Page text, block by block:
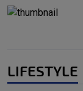
LIFESTYLE